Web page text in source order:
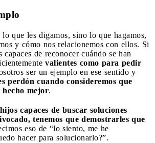
que les digamos, sino lo que hagamos,
y cómo nos relacionemos con ellos. Si
capaces de reconocer cuándo se han
valientes como para pedir
ser un ejemplo en ese sentido y
perdón cuando consideremos que
mejor.
capaces de buscar soluciones
tenemos que demostrarles que
eso de “lo siento, me he
hacer para solucionarlo?”.